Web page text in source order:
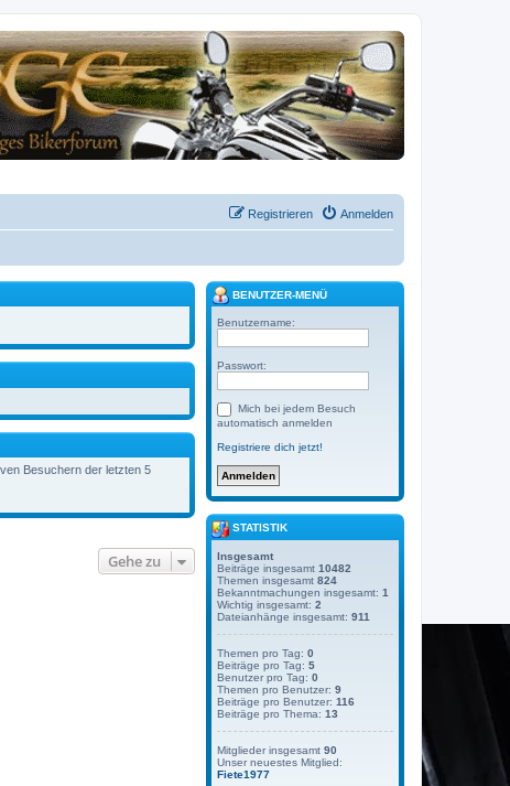
Anmelden
Registrieren
Besuchern der letzten 5
Gehe zu
BENUTZER-MENÜ
Benutzername:
Passwort:
Mich bei jedem Besuch
automatisch anmelden
Registriere dich jetzt!
STATISTIK
Insgesamt
Beiträge insgesamt 10482
Themen insgesamt 824
Bekanntmachungen insgesamt: 1
Wichtig insgesamt: 2
Dateianhänge insgesamt: 911
Themen pro Tag: 0
Beiträge pro Tag: 5
Benutzer pro Tag: 0
Themen pro Benutzer: 9
Beiträge pro Benutzer: 116
Beiträge pro Thema: 13
Mitglieder insgesamt 90
Unser neuestes Mitglied:
Fiete1977